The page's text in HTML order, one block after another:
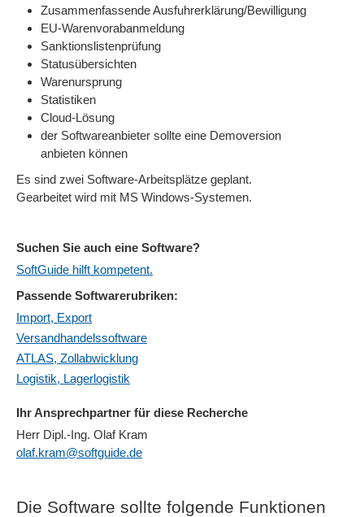
Suchen Sie auch eine Software?
SoftGuide hilft kompetent.
Passende Softwarerubriken:
Import, Export
Versandhandelssoftware
ATLAS, Zollabwicklung
Logistik, Lagerlogistik
Ihr Ansprechpartner für diese Recherche
Herr Dipl.-Ing. Olaf Kram
olaf.kram@softguide.de
Zusammenfassende Ausfuhrerklärung/Bewilligung
EU-Warenvorabanmeldung
Sanktionslistenprüfung
Statusübersichten
Warenursprung
Statistiken
Cloud-Lösung
der Softwareanbieter sollte eine Demoversion
anbieten können
Es sind zwei Software-Arbeitsplätze geplant.
Gearbeitet wird mit MS Windows-Systemen.
Die Software sollte folgende Funktionen